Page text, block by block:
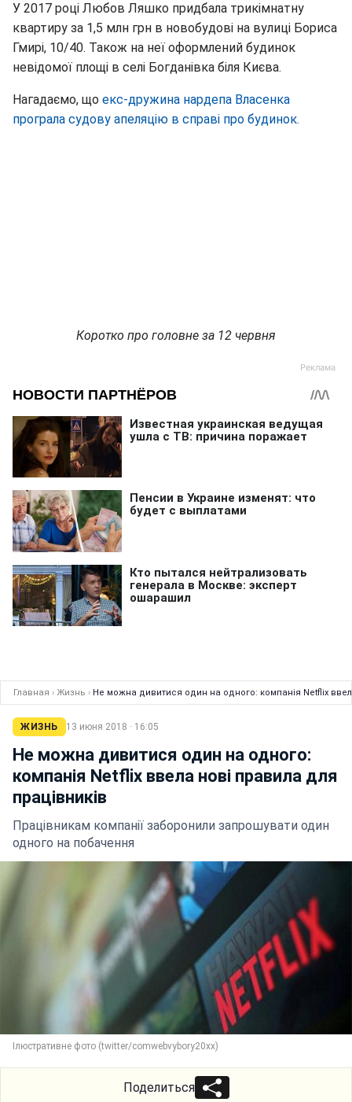
У 2017 році Любов Ляшко придбала трикімнатну
квартиру за 1,5 млн грн в новобудові на вулиці Бориса
Гмирі, 10/40. Також на неї оформлений будинок
невідомої площі в селі Богданівка біля Києва.
Нагадаємо, що екс-дружина нардепа Власенка
програла судову апеляцію в справі про будинок.
Коротко про головне за 12 червня
Главная › Жизнь › Не можна дивитися один на одного: компанія Netflix
ЖИЗНЬ 13 июня 2018 · 16:05
Не можна дивитися один на одного:
компанія Netflix ввела нові правила для
працівників
Працівникам компанії заборонили запрошувати один
одного на побачення
Ілюстративне фото (twitter/comwebvybory20xx)
Поделиться